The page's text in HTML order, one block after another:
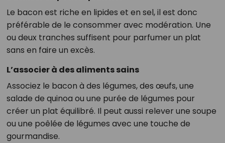
Le bacon est riche en lipides et en sel, il est donc
préférable de le consommer avec modération. Une
ou deux tranches suffisent pour parfumer un plat
sans en faire un excès.
L’associer à des aliments sains
Associez le bacon à des légumes, des œufs, une
salade de quinoa ou une purée de légumes pour
créer un plat équilibré. Il peut aussi relever une soupe
ou une poêlée de légumes avec une touche de
gourmandise.